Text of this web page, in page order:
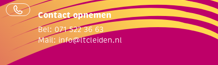
Contact opnemen
Bel: 071 522 36 63
Mail: info@ltcleiden.nl